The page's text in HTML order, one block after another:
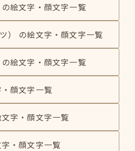
絵文字・顔文字一覧
） の絵文字・顔文字一覧
絵文字・顔文字一覧
顔文字一覧
字・顔文字一覧
・顔文字一覧